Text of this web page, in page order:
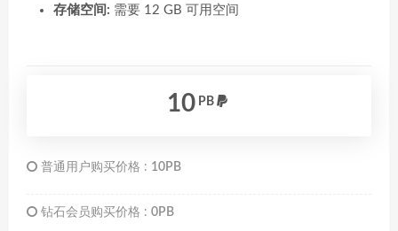
存储空间: 需要 12 GB 可用空间
10 PB
普通用户购买价格 : 10PB
钻石会员购买价格 : 0PB